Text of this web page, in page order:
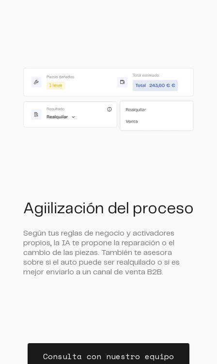
Agiilización del proceso
Según tus reglas de negocio y activadores
propios, la IA te propone la reparación o el
cambio de las piezas. También te asesora
sobre si el auto puede ser realquilado o si es
mejor enviarlo a un canal de venta B2B.
Consulta con nuestro equipo